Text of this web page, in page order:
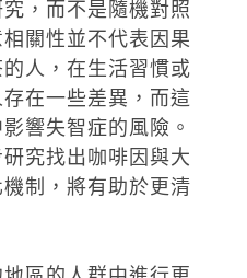
，而不是隨機對照
關性並不代表因果
人，在生活習慣或
在一些差異，而這
響失智症的風險。
究找出咖啡因與大
制，將有助於更清